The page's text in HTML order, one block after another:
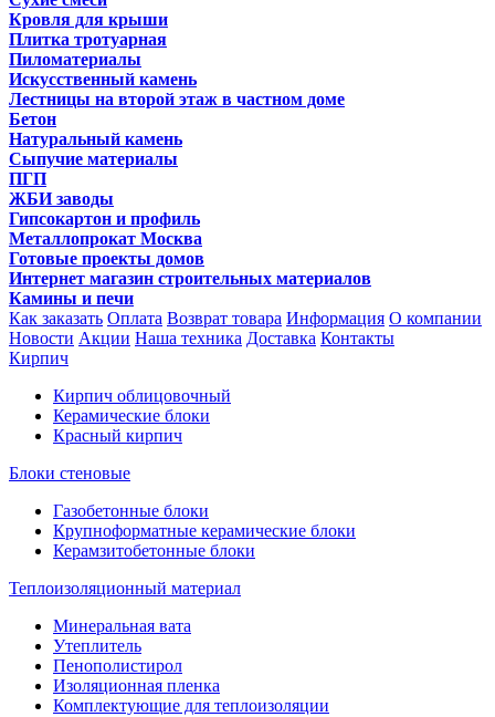
Кровля для крыши
Плитка тротуарная
Пиломатериалы
Искусственный камень
Лестницы на второй этаж в частном доме
Бетон
Натуральный камень
Сыпучие материалы
ПГП
ЖБИ заводы
Гипсокартон и профиль
Металлопрокат Москва
Готовые проекты домов
Интернет магазин строительных материалов
Камины и печи
Как заказать Оплата Возврат товара Информация О компании
Новости Акции Наша техника Доставка Контакты
Кирпич
Кирпич облицовочный
Керамические блоки
Красный кирпич
Блоки стеновые
Газобетонные блоки
Крупноформатные керамические блоки
Керамзитобетонные блоки
Теплоизоляционный материал
Минеральная вата
Утеплитель
Пенополистирол
Изоляционная пленка
Комплектующие для теплоизоляции